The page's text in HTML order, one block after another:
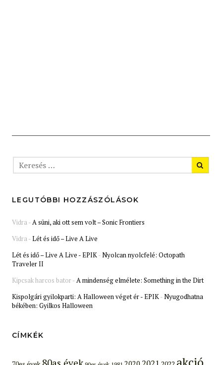
LEGUTÓBBI HOZZÁSZÓLÁSOK
Vidra-A süni, aki ott sem volt – Sonic Frontiers
Vidra-Lét és idő – Live A Live
Lét és idő – Live A Live - EPIK-Nyolcan nyolcfelé: Octopath
Traveler II
Kipcsak harcos bator-A mindenség elmélete: Something in the Dirt
Kispolgári gyilokparti: A Halloween véget ér - EPIK-Nyugodhatna
békében: Gyilkos Halloween
CÍMKÉK